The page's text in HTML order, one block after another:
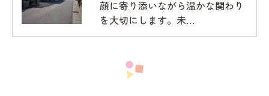
顔に寄り添いながら温かな関わり
を大切にします。未…